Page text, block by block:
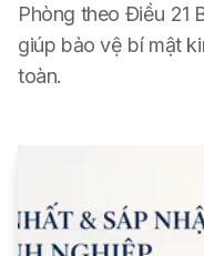
Phòng theo Điều 21
giúp bảo vệ bí mật
toàn.